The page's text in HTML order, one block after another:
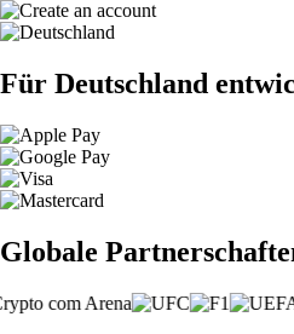
Für Deutschland
Globale